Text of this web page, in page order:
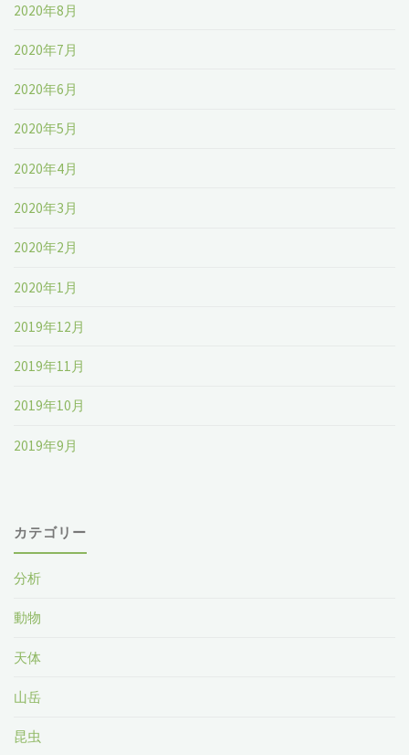
2020年8月
2020年7月
2020年6月
2020年5月
2020年4月
2020年3月
2020年2月
2020年1月
2019年12月
2019年11月
2019年10月
2019年9月
カテゴリー
分析
動物
天体
山岳
昆虫